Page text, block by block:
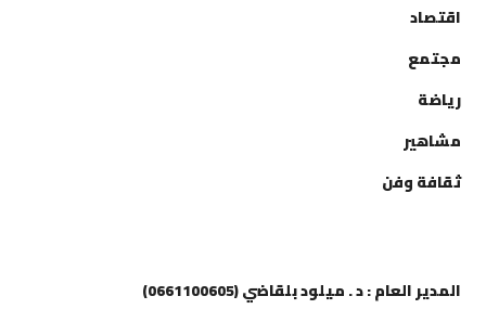
اقتصاد
مجتمع
رياضة
مشاهير
ثقافة وفن
المدير العام : د . ميلود بلقاضي (0661100605)